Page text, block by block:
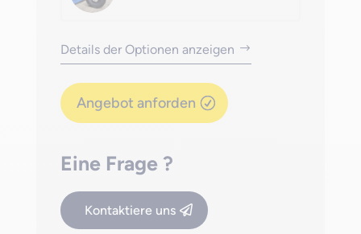
Details der Optionen anzeigen
Angebot anforden
Eine Frage ?
Kontaktiere uns